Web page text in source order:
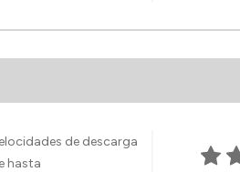
de descarga
hasta